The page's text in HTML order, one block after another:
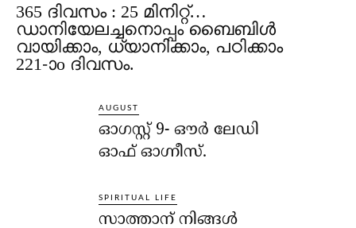
365 ദിവസം : 25 മിനിറ്റ്…
ഡാനിയേലച്ചനൊപ്പം ബൈബിൾ
വായിക്കാം, ധ്യാനിക്കാം, പഠിക്കാം
221-ാo ദിവസം.
AUGUST
ഓഗസ്റ്റ് 9- ഔര്‍ ലേഡി
ഓഫ് ഓഗ്നീസ്.
SPIRITUAL LIFE
സാത്താന് നിങ്ങള്‍